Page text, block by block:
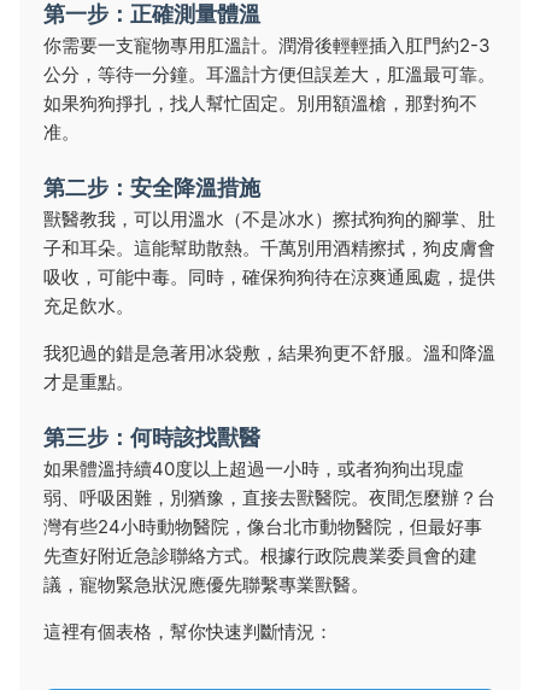
第一步：正確測量體溫
你需要一支寵物專用肛溫計。潤滑後輕輕插入肛門約2-3
公分，等待一分鐘。耳溫計方便但誤差大，肛溫最可靠。
如果狗狗掙扎，找人幫忙固定。別用額溫槍，那對狗不
准。
第二步：安全降溫措施
獸醫教我，可以用溫水（不是冰水）擦拭狗狗的腳掌、肚
子和耳朵。這能幫助散熱。千萬別用酒精擦拭，狗皮膚會
吸收，可能中毒。同時，確保狗狗待在涼爽通風處，提供
充足飲水。
我犯過的錯是急著用冰袋敷，結果狗更不舒服。溫和降溫
才是重點。
第三步：何時該找獸醫
如果體溫持續40度以上超過一小時，或者狗狗出現虛
弱、呼吸困難，別猶豫，直接去獸醫院。夜間怎麼辦？台
灣有些24小時動物醫院，像台北市動物醫院，但最好事
先查好附近急診聯絡方式。根據行政院農業委員會的建
議，寵物緊急狀況應優先聯繫專業獸醫。
這裡有個表格，幫你快速判斷情況：